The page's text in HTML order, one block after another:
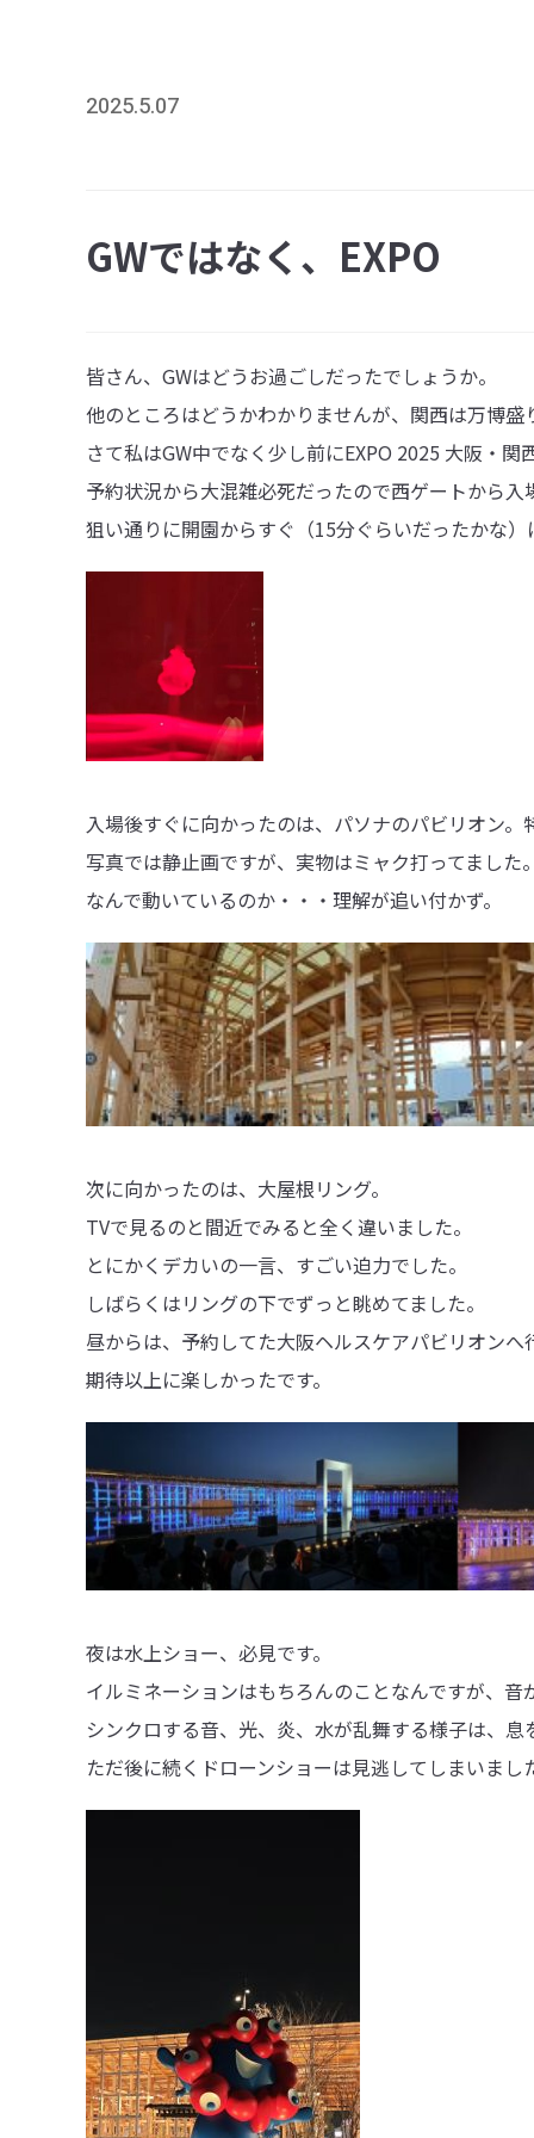
2025.5.07
GWではなく、EXPO
皆さん、GWはどうお過ごしだったでしょうか。
他のところはどうかわかりませんが、関西は万博盛
さて私はGW中でなく少し前にEXPO 2025 大阪・
予約状況から大混雑必死だったので西ゲートから
狙い通りに開園からすぐ（15分ぐらいだったかな
入場後すぐに向かったのは、パソナのパビリオン。
写真では静止画ですが、実物はミャク打ってました
なんで動いているのか・・・理解が追い付かず。
次に向かったのは、大屋根リング。
TVで見るのと間近でみると全く違いました。
とにかくデカいの一言、すごい迫力でした。
しばらくはリングの下でずっと眺めてました。
昼からは、予約してた大阪ヘルスケアパビリオンへ
期待以上に楽しかったです。
夜は水上ショー、必見です。
イルミネーションはもちろんのことなんですが、音
シンクロする音、光、炎、水が乱舞する様子は、
ただ後に続くドローンショーは見逃してしまいまし